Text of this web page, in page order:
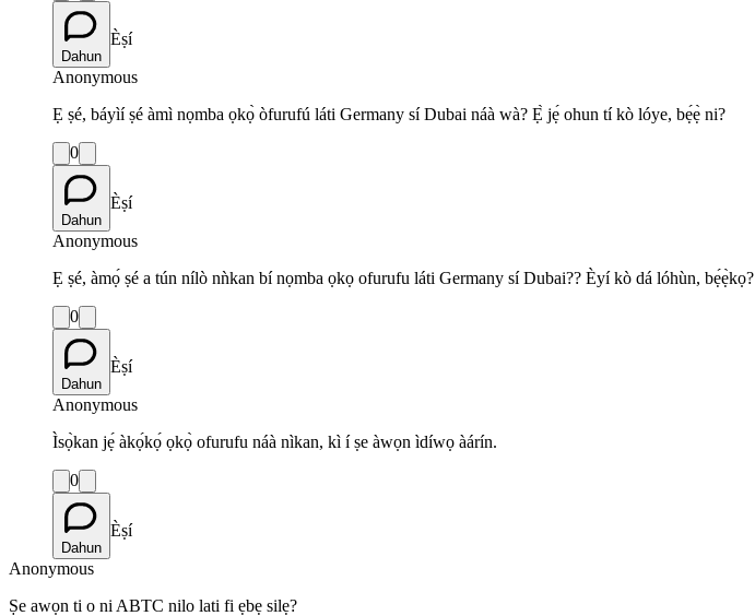
Dahun
Èṣí
Anonymous
Ẹ ṣé, báyìí ṣé àmì nọmba ọkọ̀ òfurufú láti Germany sí Dubai náà wà? Ẹ̀ jẹ́ ohun tí kò lóye, bẹ́ẹ̀ ni?
0
Dahun
Èṣí
Anonymous
Ẹ ṣé, àmọ́ ṣé a tún nílò nǹkan bí nọmba ọkọ ofurufu láti Germany sí Dubai?? Èyí kò dá lóhùn, bẹ́ẹ̀kọ?
0
Dahun
Èṣí
Anonymous
Ìsọ̀kan jẹ́ àkọ́kọ́ ọkọ̀ ofurufu náà nìkan, kì í ṣe àwọn ìdíwọ àárín.
0
Dahun
Èṣí
Anonymous
Ṣe awọn ti o ni ABTC nilo lati fi ẹbẹ silẹ?